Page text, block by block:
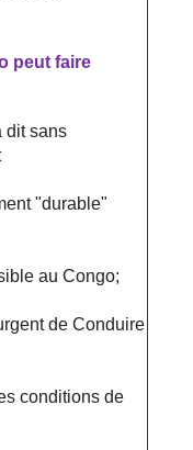
peut faire
dit sans
"durable"
au Congo;
de Conduire
conditions de